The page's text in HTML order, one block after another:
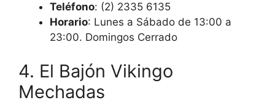
Teléfono: (2) 2335 6135
Horario: Lunes a Sábado de 13:00 a
23:00. Domingos Cerrado
4. El Bajón Vikingo
Mechadas